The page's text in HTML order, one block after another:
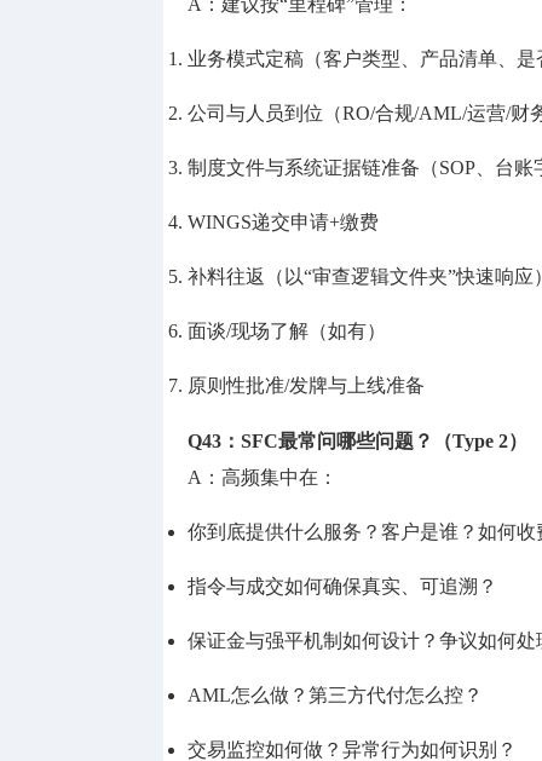
A：建议按“里程碑”管理：
业务模式定稿（客户类型、产品清单、
公司与人员到位（RO/合规/AML/运营/财
制度文件与系统证据链准备（SOP、台
WINGS递交申请+缴费
补料往返（以“审查逻辑文件夹”快速响应
面谈/现场了解（如有）
原则性批准/发牌与上线准备
Q43：SFC最常问哪些问题？（Type 2）
A：高频集中在：
你到底提供什么服务？客户是谁？如何收
指令与成交如何确保真实、可追溯？
保证金与强平机制如何设计？争议如何处
AML怎么做？第三方代付怎么控？
交易监控如何做？异常行为如何识别？